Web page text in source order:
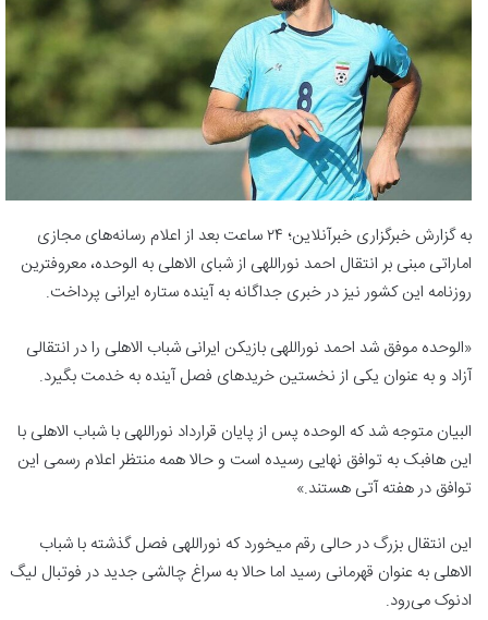
به گزارش خبرگزاری خبرآنلاین؛ ۲۴ ساعت بعد از اعلام رسانه‌های مجازی
اماراتی مبنی بر انتقال احمد نوراللهی از شبای الاهلی به الوحده، معروفترین
روزنامه این کشور نیز در خبری جداگانه به آینده ستاره ایرانی پرداخت.
«الوحده موفق شد احمد نوراللهی بازیکن ایرانی شباب الاهلی را در انتقالی
آزاد و به عنوان یکی از نخستین خریدهای فصل آینده به خدمت بگیرد.
البیان متوجه شد که الوحده پس از پایان قرارداد نوراللهی با شباب الاهلی با
این هافبک به توافق نهایی رسیده است و حالا همه منتظر اعلام رسمی این
توافق در هفته آتی هستند.»
این انتقال بزرگ در حالی رقم میخورد که نوراللهی فصل گذشته با شباب
الاهلی به عنوان قهرمانی رسید اما حالا به سراغ چالشی جدید در فوتبال لیگ
ادنوک می‌رود.